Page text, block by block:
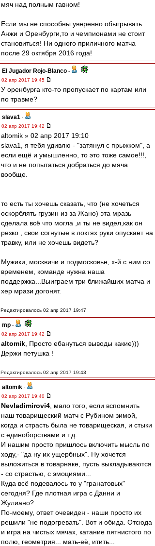
мяч над полным гавном!
Если мы не способны уверенно обыгрывать
Анжи и Оренбурги,то и чемпионами не стоит
становиться! Ни одного приличного матча
после 29 октября 2016 года!
El Jugador Rojo-Blanco -
02 апр 2017 19:45
У оренбурга кто-то пропускает по картам или
по травме?
slava1 -
02 апр 2017 19:42
altomik » 02 апр 2017 19:10
slava1, я тебя удивлю - "затянул с прыжком", а
если ещё и умышленно, то это тоже самое!!!,
что и не попытаться добраться до мяча
вообще.
то есть ты хочешь сказать, что (не хочеться
оскорблять грузин из за Жано) эта мразь
сделала всё что могла ,и ты не видел,как он
резко , свои согнутые в локтях руки опускает на
травку, или не хочешь видеть?
Мужики, москвичи и подмосковье, х-й с ним со
временем, команде нужна наша
поддержка...Выиграем три ближайших матча и
хер мрази догонят.
Редактировалось 02 апр 2017 19:47
mp -
02 апр 2017 19:42
altomik , Просто ебануться выводы какие)))
Держи петушка !
Редактировалось 02 апр 2017 19:43
altomik -
02 апр 2017 19:40
Nevladimirovi4 , мало того, если вспомнить
наш товарищеский матч с Рубином зимой,
когда и страсть была не товарищеская, и стыки
с единоборствами и т.д.
И нашим просто пришлось включить мысль по
ходу,- "да ну их ущербных". Ну хочется
выложиться в товарняке, пусть выкладываются
- со страстью, с эмоциями...
Куда всё подевалось то у "гранатовых"
сегодня? Где плотная игра с Данни и
Жулиано?
По-моему, ответ очевиден - наши просто их
решили "не подогревать". Вот и обида. Отсюда
и игра на чистых мячах, катание пятнистого по
полю, геометрия... мать-её, итить...